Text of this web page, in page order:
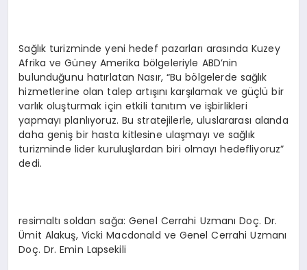
Sağlık turizminde yeni hedef pazarları arasında Kuzey
Afrika ve Güney Amerika bölgeleriyle ABD’nin
bulunduğunu hatırlatan Nasır, “Bu bölgelerde sağlık
hizmetlerine olan talep artışını karşılamak ve güçlü bir
varlık oluşturmak için etkili tanıtım ve işbirlikleri
yapmayı planlıyoruz. Bu stratejilerle, uluslararası alanda
daha geniş bir hasta kitlesine ulaşmayı ve sağlık
turizminde lider kuruluşlardan biri olmayı hedefliyoruz”
dedi.
resimaltı soldan sağa: Genel Cerrahi Uzmanı Doç. Dr.
Ümit Alakuş, Vicki Macdonald ve Genel Cerrahi Uzmanı
Doç. Dr. Emin Lapsekili